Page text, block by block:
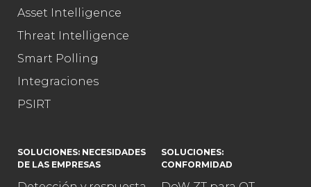
Asset Intelligence
Threat Intelligence
Smart Polling
Integraciones
PSIRT
SOLUCIONES: NECESIDADES
DE LAS EMPRESAS
SOLUCIONES:
CONFORMIDAD